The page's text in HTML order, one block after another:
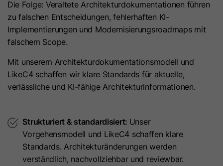
Die Folge: Veraltete Architekturdokumentationen führen
zu falschen Entscheidungen, fehlerhaften KI-
Implementierungen und Modernisierungsroadmaps mit
falschem Scope.
Mit unserem Architekturdokumentationsmodell und
LikeC4 schaffen wir klare Standards für aktuelle,
verlässliche und KI-fähige Architekturinformationen.
Strukturiert & standardisiert: Unser
Vorgehensmodell und LikeC4 schaffen klare
Standards. Architekturänderungen werden
verständlich, nachvollziehbar und reviewbar.
bösartigen Spam-Angriffen zu
schützen.
Anbieter Cloudflare
Laufzeit Es läuft am Ende der Sitzung ab
Dieses Cookie wird durch den CDN-
Anbieter von HubSpot aufgrund von
dessen Richtlinien für
Ratenbeschränkungen festgelegt.
(https://support.cloudflare.com/hc/en-
us/articles/200170156-Understanding-
the-Cloudflare-Cookies). Es läuft am
Ende der Sitzung ab.
Zeichenfolge „Ja“ oder „Nein“.
Name
Anbieter HubSpot
Laufzeit 13 Monate
Zweck
werden, dass der Tracking-Code
keine Informationen an HubSpot
sendet. Es enthält die Zeichenfolge
„Ja“.
Zweck
Der Google Tag Manager dient
ausschließlich der Verwaltung und
Ausspielung von Tags (z. B. Google
keine Cookies und speichert keine
personenbezogenen Daten.
anbieten können.